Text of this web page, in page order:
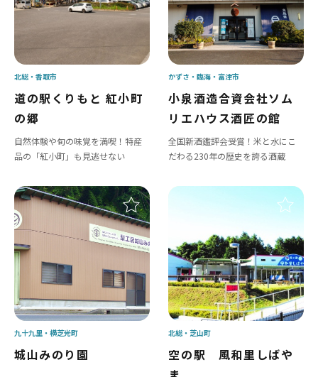
道の駅くりもと 紅小町
の郷
自然体験や旬の味覚を満喫！特産
品の「紅小町」も見逃せない
北総 香取市
小泉酒造合資会社ソム
リエハウス酒匠の館
全国新酒鑑評会受賞！米と水にこ
だわる230年の歴史を誇る酒蔵
かずさ・臨海 富津市
城山みのり園
九十九里 横芝光町
空の駅 風和里しばや
北総 芝山町